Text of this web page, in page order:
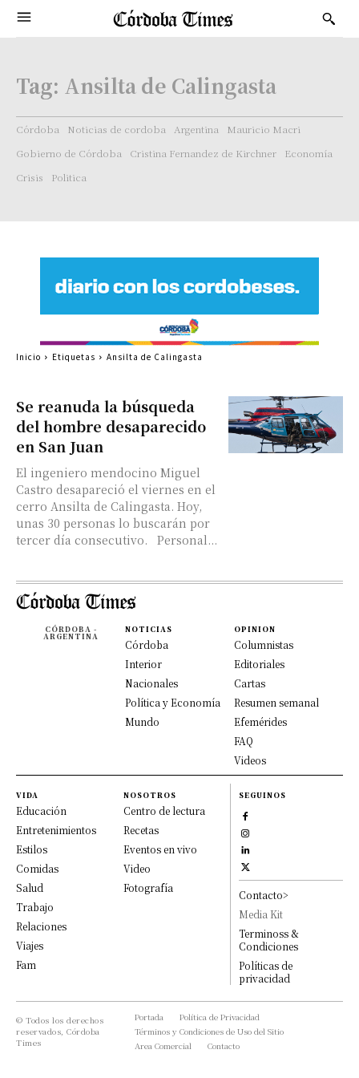
Tag: Ansilta de Calingasta
Córdoba Noticias de cordoba Argentina
Mauricio Macri
Gobierno de Córdoba
Cristina Fernandez de Kirchner
Economía
Crisis
Politica
Se reanuda la búsqueda
del hombre desaparecido
en San Juan
El ingeniero mendocino Miguel
Castro desapareció el viernes en el
cerro Ansilta de Calingasta. Hoy,
unas 30 personas lo buscarán por
tercer día consecutivo. Personal...
Inicio Etiquetas Ansilta de Calingasta
CÓRDOBA -
ARGENTINA
NOTICIAS
Córdoba
Interior
Nacionales
Política y Economía
Mundo
OPINION
Columnistas
Editoriales
Cartas
Resumen semanal
Efemérides
FAQ
Videos
VIDA
Educación
Entretenimientos
Estilos
Comidas
Salud
Trabajo
Relaciones
Viajes
Fam
NOSOTROS
Centro de lectura
Recetas
Eventos en vivo
Video
Fotografía
SEGUINOS
Contacto>
Media Kit
Terminoss &
Condiciones
Políticas de
privacidad
© Todos los derechos
reservados, Córdoba
Times
Portada
Política de Privacidad
Términos y Condiciones de Uso del Sitio
Area Comercial
Contacto